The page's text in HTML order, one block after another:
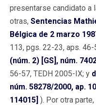
presentarse candidato a
otras, Sentencias
Bélgica de 2 marzo
113, pgs. 22-23, aps. 46-
(núm. 2) [GS], núm.
56-57, TEDH 2005-IX; y
núm. 58278/2000, ap.
114015] ). Por otra